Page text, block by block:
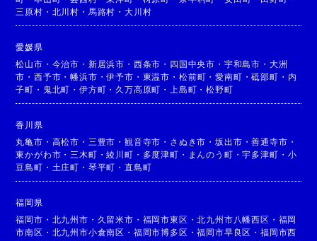
三原村 ・ 北川村 ・ 馬路村 ・大川村
愛媛県
松山市 ・ 今治市 ・ 新居浜市 ・ 西条市 ・ 四国中央市 ・ 宇和島市 ・ 大洲
市 ・西予市 ・幡浜市 ・伊予市 ・ 東温市 ・ 松前町 ・愛南町 ・砥部町 ・ 内
子町 ・ 鬼北町 ・伊方町 ・ 久万高原町 ・ 上島町 ・松野町
香川県
丸亀市 ・ 高松市 ・ 三豊市 ・観音寺市 ・ さぬき市 ・坂出市 ・善通寺市 ・
東かがわ市 ・ 三木町 ・綾川町 ・ 多度津町 ・ まんのう町 ・宇多津町 ・ 小
豆島町 ・ 土庄町 ・ 琴平町 ・直島町
福岡県
福岡市 ・ 北九州市 ・ 久留米市 ・ 福岡市東区 ・北九州市八幡西区 ・ 福岡
市南区 ・ 北九州市小倉南区 ・ 福岡市博多区 ・福岡市早良区 ・福岡市西